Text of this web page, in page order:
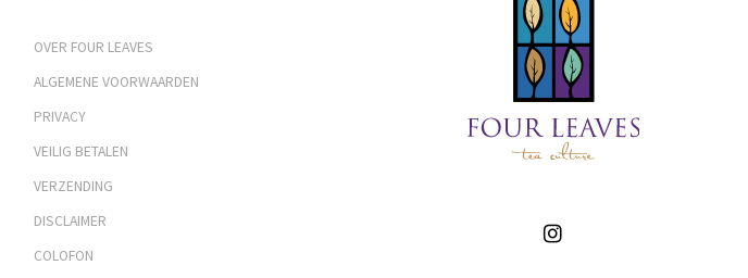
OVER FOUR LEAVES
ALGEMENE VOORWAARDEN
PRIVACY
VEILIG BETALEN
VERZENDING
DISCLAIMER
COLOFON